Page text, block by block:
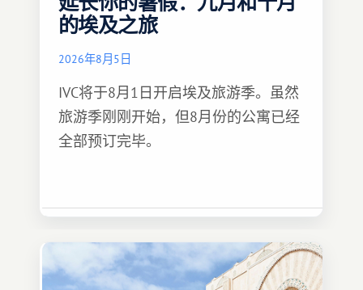
的埃及之旅
2026年8月5日
IVC将于8月1日开启埃及旅游季。虽然
旅游季刚刚开始，但8月份的公寓已经
全部预订完毕。